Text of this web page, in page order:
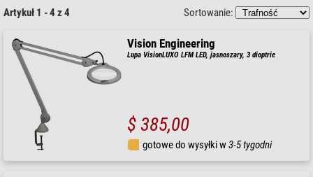
Artykuł 1 - 4 z 4 Sortowanie:
Vision Engineering
Lupa VisionLUXO LFM LED, jasnoszary, 3 dioptrie
$ 385,00
gotowe do wysyłki w3-5 tygodni